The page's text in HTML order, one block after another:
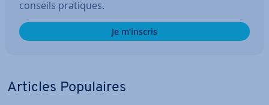
conseils pratiques.
Je m’inscris
Articles Po­pu­laires